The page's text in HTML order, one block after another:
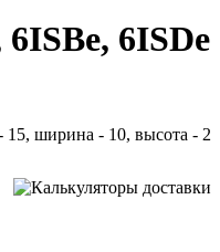
6ISDe
ширина - 10, высота - 2